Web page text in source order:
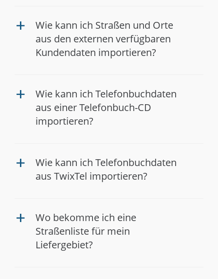
a
Wie kann ich Straßen und Orte
aus den externen verfügbaren
Kundendaten importieren?
a
Wie kann ich Telefonbuchdaten
aus einer Telefonbuch-CD
importieren?
a
Wie kann ich Telefonbuchdaten
aus TwixTel importieren?
a
Wo bekomme ich eine
Straßenliste für mein
Liefergebiet?